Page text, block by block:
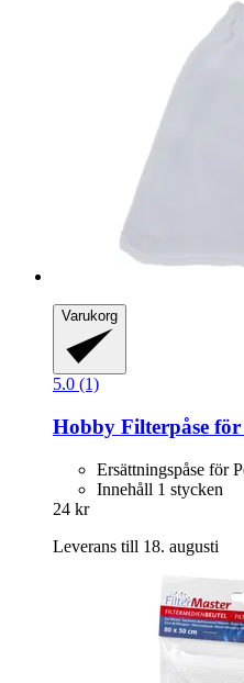
Varukorg
5.0 (1)
Hobby Filterpåse
Ersättningspåse för
Innehåll 1 stycken
24 kr
Leverans till 18. augusti